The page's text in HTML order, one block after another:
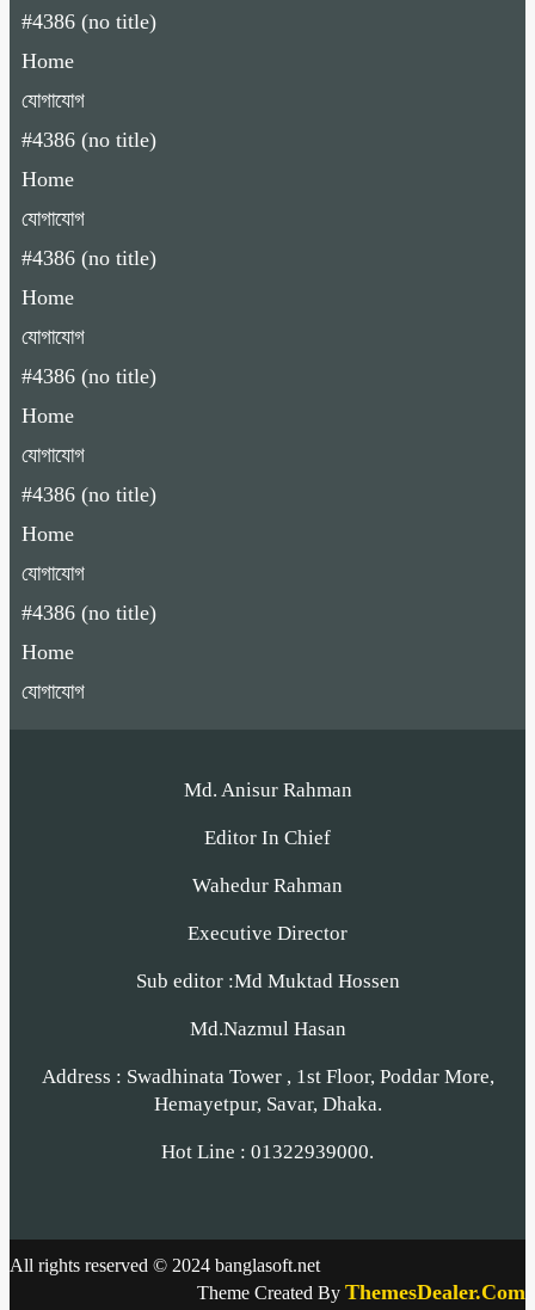
#4386 (no title)
Home
যোগাযোগ
#4386 (no title)
Home
যোগাযোগ
#4386 (no title)
Home
যোগাযোগ
#4386 (no title)
Home
যোগাযোগ
#4386 (no title)
Home
যোগাযোগ
#4386 (no title)
Home
যোগাযোগ
Md. Anisur Rahman
Editor In Chief
Wahedur Rahman
Executive Director
Sub editor :Md Muktad Hossen
Md.Nazmul Hasan
Address : Swadhinata Tower , 1st Floor, Poddar More,
Hemayetpur, Savar, Dhaka.
Hot Line : 01322939000.
All rights reserved © 2024 banglasoft.net
Theme Created By ThemesDealer.Com